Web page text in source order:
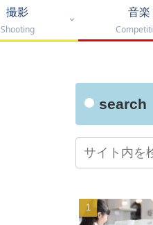
撮影
Shooting
音楽
search